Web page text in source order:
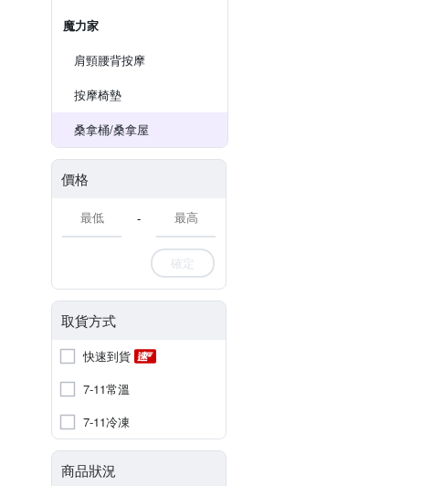
魔力家
肩頸腰背按摩
按摩椅墊
桑拿桶/桑拿屋
價格
-
確定
取貨方式
快速到貨
7-11常溫
7-11冷凍
商品狀況